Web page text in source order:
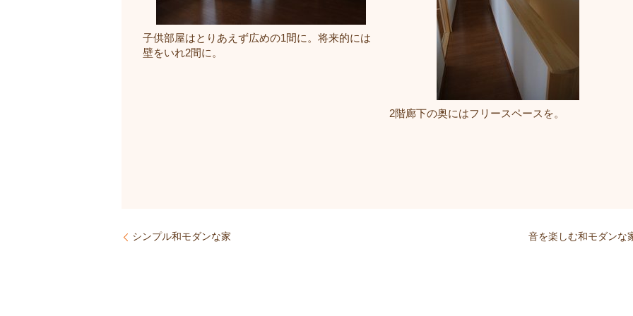
子供部屋はとりあえず広めの1間に。将来的には
壁をいれ2間に。
2階廊下の奥にはフリースペースを。
シンプル和モダンな家 音を楽しむ和モダンな